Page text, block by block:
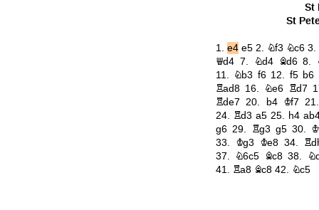
St
St
1.e4 e5 2. Nf3 Nc6 3.
Qd4 7. Nd4 Bd6 8.
11. Nb3 f6 12. f5 b6
Rad8 16. Ne6 Rd7
Rde7 20. b4 Kf7
24. Rd3 a5 25. h4
g6 29. Rg3 g5 30.
33. Kg3 Ke8 34.
37. N6c5 Bc8 38.
41. Ra8 Bc8 42. Nc5